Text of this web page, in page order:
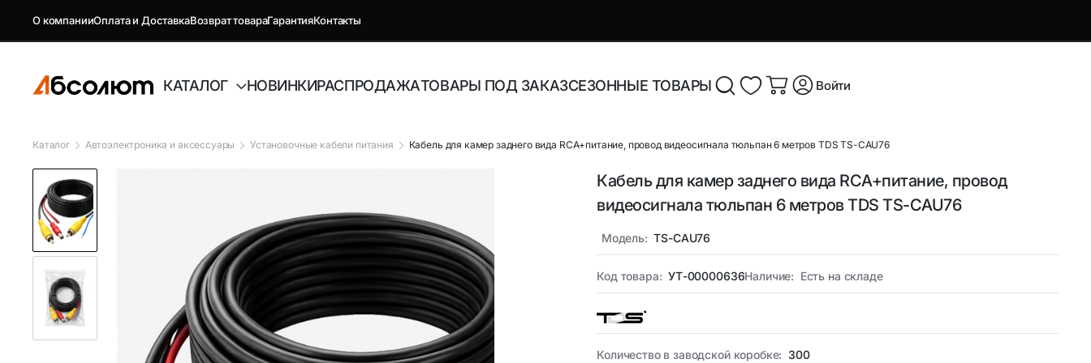
О компанииОплата и ДоставкаВозврат товараГарантияКонтакты
КАТАЛОГ
GSM репитеры, антенны и
комплектующие
Антенны GSM
Комплектующие GSM
Антенны и усилители для ТВ
FM-модуляторы Bluetooth
Автовидеорегистраторы
Аудиотехника
Адаптеры, блоки питания и
зарядные устройства
Адаптеры питания для ноутбуков
универсальные
Инструменты и расходные
Аксессуары и устройства для
смартфонов
гаджетов
Беспроводные ЗУ
НОВИНКИРАСПРОДАЖАТОВАРЫ ПОД ЗАКАЗСЕЗОННЫЕ ТОВАРЫ Войти
Каталог Автоэлектроника и аксессуары Установочные кабели питания Кабель для камер заднего вида RCA+питание, провод видеосигнала тюльпан 6 метров TDS TS-CAU76
Кабель для камер заднего вида RCA+питание, провод
видеосигнала тюльпан 6 метров TDS TS-CAU76
Модель:TS-CAU76
Код товара:УТ-00000636Наличие: Есть на складе
Количество в заводской коробке: 300